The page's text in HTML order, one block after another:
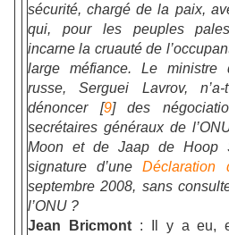
sécurité, chargé de la paix,
qui, pour les peuples
incarne la cruauté de
large méfiance. Le ministre
russe, Serguei Lavrov,
dénoncer [9] des
secrétaires généraux de
Moon et de Jaap de Hoop
signature d’uneDéclaration
septembre 2008, sans
l’ONU ?
Jean Bricmont: Il y a eu,